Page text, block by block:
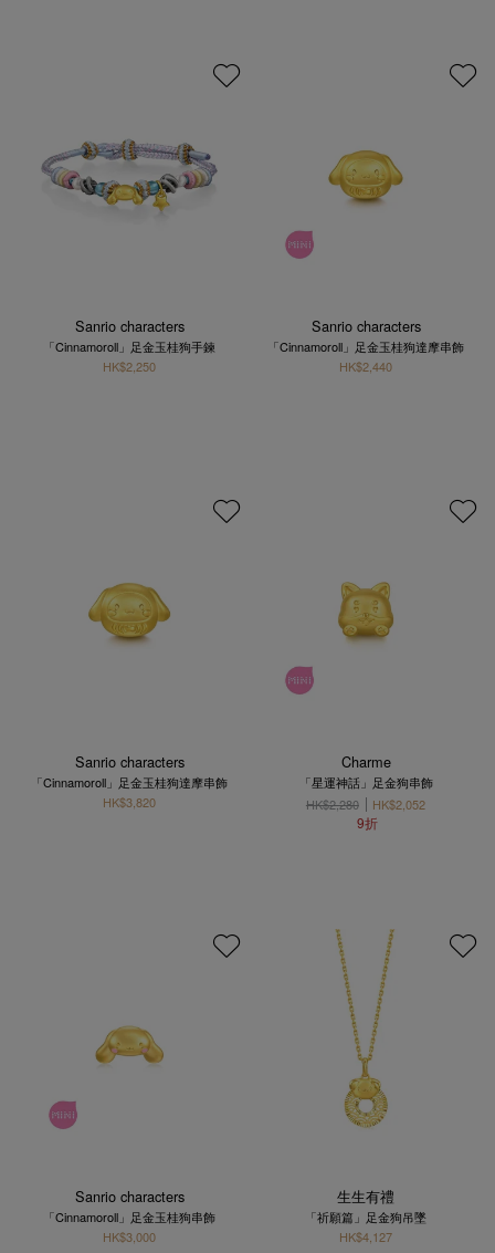
Sanrio characters
「Cinnamoroll」足金玉桂狗手鍊
HK$2,250
Sanrio characters
「Cinnamoroll」足金玉桂狗達摩串飾
HK$2,440
Sanrio characters
「Cinnamoroll」足金玉桂狗達摩串飾
HK$3,820
Charme
「星運神話」足金狗串飾
HK$2,280
HK$2,052
9折
Sanrio characters
「Cinnamoroll」足金玉桂狗串飾
HK$3,000
生生有禮
「祈願篇」足金狗吊墜
HK$4,127